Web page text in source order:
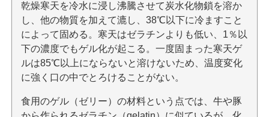
乾燥寒天を冷水に浸し沸騰させて炭水化物鎖を溶か
し、他の物質を加えて漉し、38℃以下に冷ますこと
によって固める。寒天はゼラチンよりも低い、1％以
下の濃度でもゲル化が起こる。一度固まった寒天ゲ
ルは85℃以上にならないと溶けないため、温度変化
に強く口の中でとろけることがない。
食用のゲル（ゼリー）の材料という点では、牛や豚